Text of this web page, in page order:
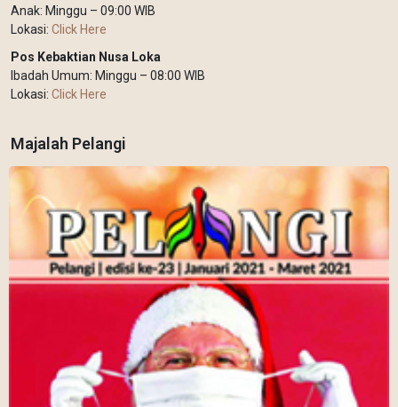
Anak: Minggu – 09:00 WIB
Lokasi: Click Here
Pos Kebaktian Nusa Loka
Ibadah Umum: Minggu – 08:00 WIB
Lokasi: Click Here
Majalah Pelangi